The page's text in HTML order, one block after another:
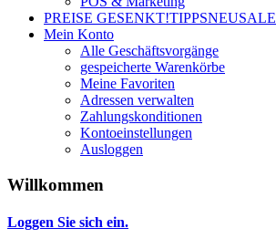
PREISE GESENKT!TIPPSNEUSALE
Mein Konto
Alle Geschäftsvorgänge
gespeicherte Warenkörbe
Meine Favoriten
Adressen verwalten
Zahlungskonditionen
Kontoeinstellungen
Ausloggen
Willkommen
Loggen Sie sich ein.